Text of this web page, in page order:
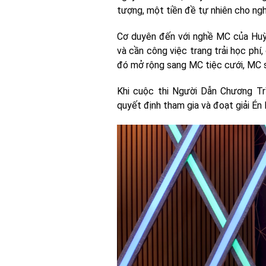
tượng, một tiền đề tự nhiên cho
Cơ duyên đến với nghề MC của
và cần công việc trang trải học
đó mở rộng sang MC tiệc cưới, MC
Khi cuộc thi Người Dẫn Chương
quyết định tham gia và đoạt giải Én